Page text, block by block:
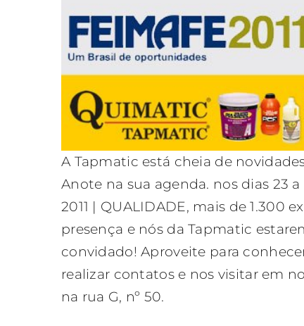
Larger
Image
A Tapmatic está cheia de
Anote na sua agenda. nos dias 23
2011 | QUALIDADE, mais de 1.300
presença e nós da Tapmatic
convidado! Aproveite para
realizar contatos e nos visitar em
na rua G, nº 50.